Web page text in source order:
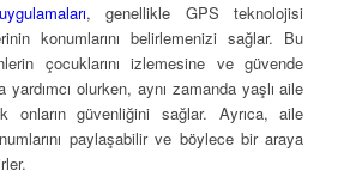
, genellikle GPS teknolojisi
konumlarını belirlemenizi sağlar. Bu
çocuklarını izlemesine ve güvende
yardımcı olurken, aynı zamanda yaşlı aile
onların güvenliğini sağlar. Ayrıca, aile
paylaşabilir ve böylece bir araya